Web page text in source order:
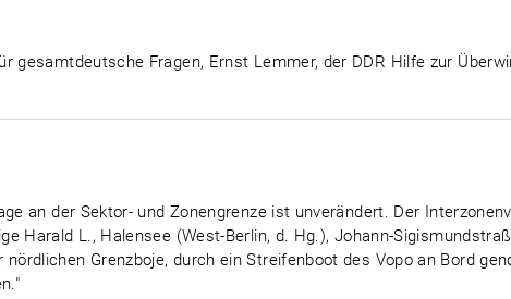
gesamtdeutsche Fragen, Ernst Lemmer, der DDR Hilfe zur
an der Sektor- und Zonengrenze ist unverändert. Der
Harald L., Halensee (West-Berlin, d. Hg.), Johann-
Grenzboje, durch ein Streifenboot des Vopo an Bord